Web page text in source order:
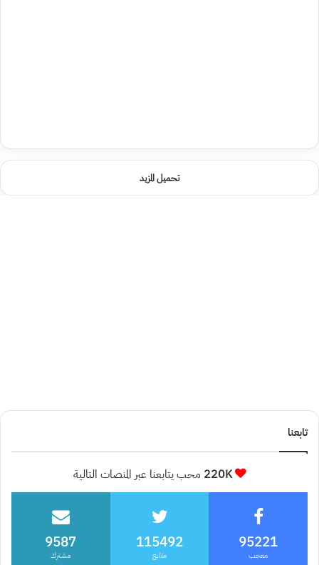
تحميل المزيد
تابعنا
220K محب يتابعنا عبر المنصات التالية
95221
معجب
115492
متابع
9587
مشترك